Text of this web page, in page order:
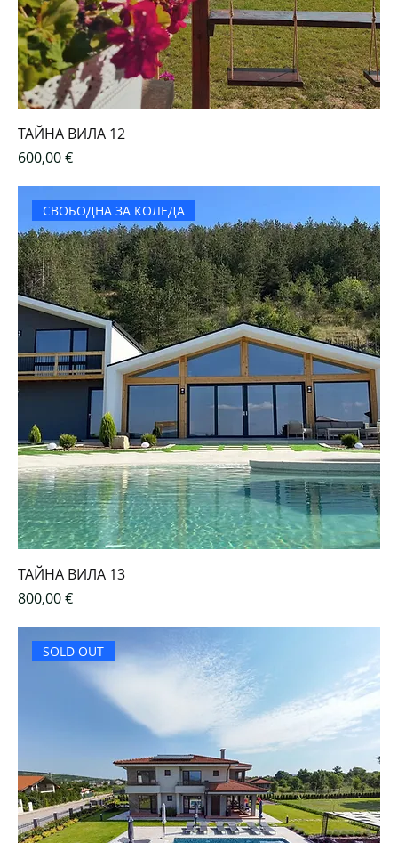
ТАЙНА ВИЛА 12
Цена
600,00 €
СВОБОДНА ЗА КОЛЕДА
ТАЙНА ВИЛА 13
Цена
800,00 €
SOLD OUT